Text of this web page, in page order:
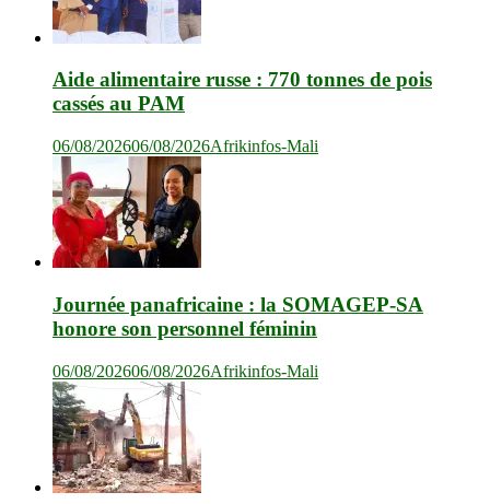
Aide alimentaire russe : 770 tonnes de pois
cassés au PAM
06/08/202606/08/2026Afrikinfos-Mali
Journée panafricaine : la SOMAGEP-SA
honore son personnel féminin
06/08/202606/08/2026Afrikinfos-Mali